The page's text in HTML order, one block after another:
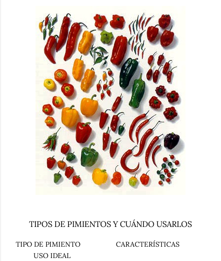
TIPOS DE PIMIENTOS Y CUÁNDO USARLOS
TIPO DE PIMIENTO CARACTERÍSTICAS
USO IDEAL